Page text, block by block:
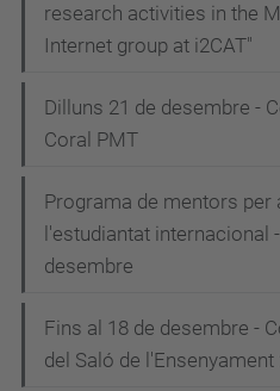
research activities in the
Internet group at i2CAT"
Dilluns 21 de desembre -
Coral PMT
Programa de mentors per
l'estudiantat internacional
desembre
Fins al 18 de desembre -
del Saló de l'Ensenyament